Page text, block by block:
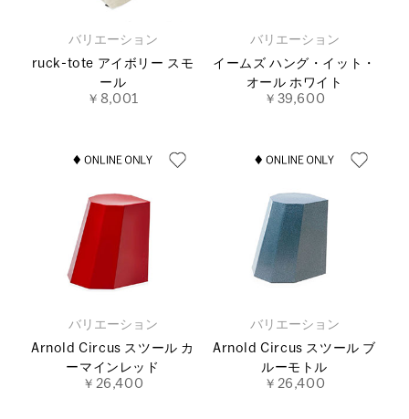
バリエーション
ruck-tote アイボリー スモ
ール
￥8,001
バリエーション
イームズ ハング・イット・
オール ホワイト
￥39,600
バリエーション
Arnold Circus スツール カ
ーマインレッド
￥26,400
バリエーション
Arnold Circus スツール ブ
ルーモトル
￥26,400